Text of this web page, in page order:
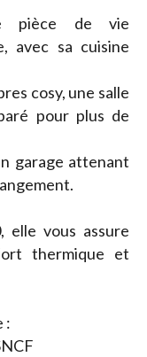
pièce de vie
avec sa cuisine
cosy, une salle
pour plus de
garage attenant
elle vous assure
thermique et
: